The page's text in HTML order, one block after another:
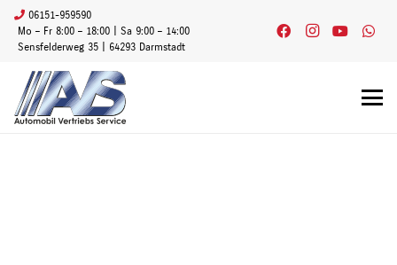
06151-959590
Mo – Fr 8:00 – 18:00 | Sa 9:00 – 14:00
Sensfelderweg 35 | 64293 Darmstadt